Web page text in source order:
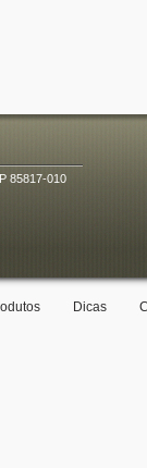
85817-010
Dicas